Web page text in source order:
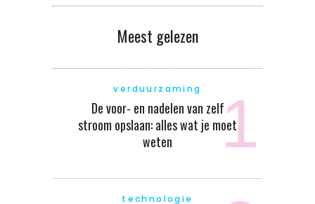
Meest gelezen
verduurzaming
De voor- en nadelen van zelf
stroom opslaan: alles wat je moet
weten
technologie